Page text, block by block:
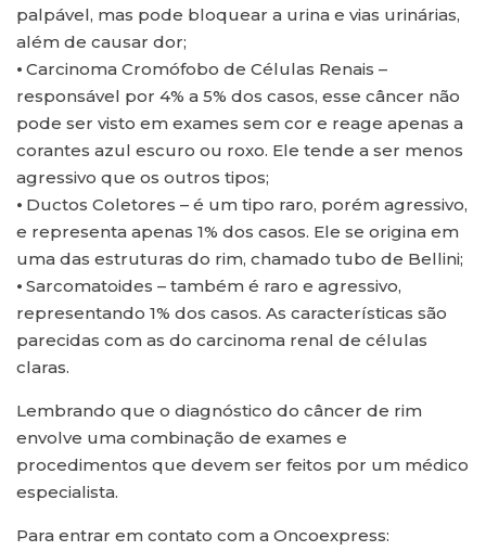
palpável, mas pode bloquear a urina e vias urinárias,
além de causar dor;
⦁ Carcinoma Cromófobo de Células Renais –
responsável por 4% a 5% dos casos, esse câncer não
pode ser visto em exames sem cor e reage apenas a
corantes azul escuro ou roxo. Ele tende a ser menos
agressivo que os outros tipos;
⦁ Ductos Coletores – é um tipo raro, porém agressivo,
e representa apenas 1% dos casos. Ele se origina em
uma das estruturas do rim, chamado tubo de Bellini;
⦁ Sarcomatoides – também é raro e agressivo,
representando 1% dos casos. As características são
parecidas com as do carcinoma renal de células
claras.
Lembrando que o diagnóstico do câncer de rim
envolve uma combinação de exames e
procedimentos que devem ser feitos por um médico
especialista.
Para entrar em contato com a Oncoexpress: